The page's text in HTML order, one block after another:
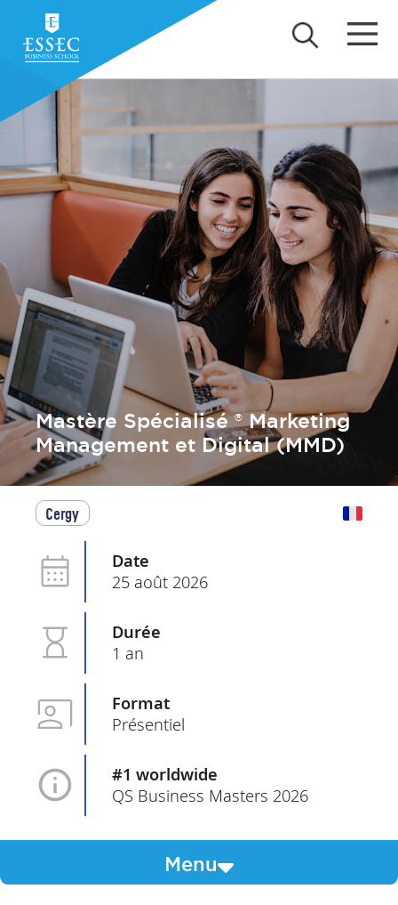
Mastère Spécialisé ® Marketing
Management et Digital (MMD)
Cergy
Date
25 août 2026
Durée
1 an
Format
Présentiel
#1 worldwide
QS Business Masters 2026
Menu